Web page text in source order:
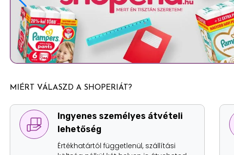
Népszerű keresések
leukoplast ariel lenor finish
pampers
MIÉRT VÁLASZD A SHOPERIÁT?
Ingyenes személyes átvételi
lehetőség
Értékhatártól függetlenül, szállítási